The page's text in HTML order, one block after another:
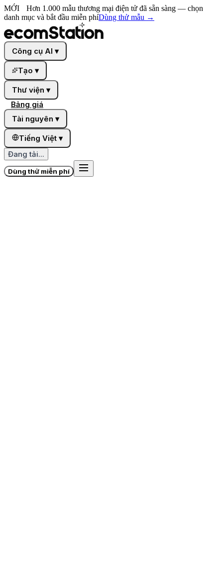
MỚI
Hơn 1.000 mẫu thương mại điện tử đã sẵn sàng — chọn
danh mục và bắt đầu miễn phíDùng thử mẫu →
Công cụ AI ▾
Tạo ▾
Thư viện ▾
Bảng giá
Tài nguyên ▾
Tiếng Việt ▾
Đang tải...
Dùng thử miễn phí